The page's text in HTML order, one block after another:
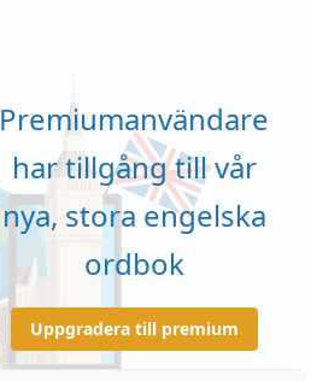
Premiumanvändare
har tillgång till vår
nya, stora engelska
ordbok
Uppgradera till premium